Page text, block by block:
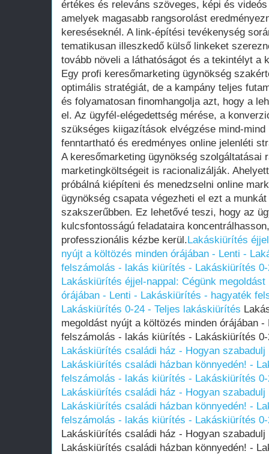
értékes és releváns szöveges, képi és
amelyek magasabb rangsorolást
kereséseknél. A link-építési tevékenység
tematikusan illeszkedő külső linkeket
tovább növeli a láthatóságot és a tekintélyt a
Egy profi keresőmarketing ügynökség
optimális stratégiát, de a kampány teljes
és folyamatosan finomhangolja azt, hogy a
el. Az ügyfél-elégedettség mérése, a
szükséges kiigazítások elvégzése mind-
fenntartható és eredményes online jelenléti
A keresőmarketing ügynökség szolgáltatásai
marketingköltségeit is racionalizálják.
próbálná kiépíteni és menedzselni online
ügynökség csapata végezheti el ezt a
szakszerűbben. Ez lehetővé teszi, hogy az
kulcsfontosságú feladataira
professzionális kézbe kerül.Lakáskiürítés
nyújt a költözés minden órájában - Lenti -
felszámolás - lakás kiürítés - Lakáskiürítés
Lakáskiürítés éjjel-nappal: Cégünk
órájában - Lenti - Lakáskiürítés - hagyaték
Lakáskiürítés 0-24 - Teljes lakáskiürítés
megoldást nyújt a költözés minden órájában
felszámolás - lakás kiürítés - Lakáskiürítés
Lakáskiürítés családi ház - Hogyan
Lakáskiürítés családi házban könnyedén! -
felszámolás - lakás kiürítés - Lakáskiürítés
Lakáskiürítés családi ház - Hogyan
Lakáskiürítés családi házban könnyedén! -
felszámolás - lakás kiürítés - Lakáskiürítés
Lakáskiürítés családi ház - Hogyan
Lakáskiürítés családi házban könnyedén! -